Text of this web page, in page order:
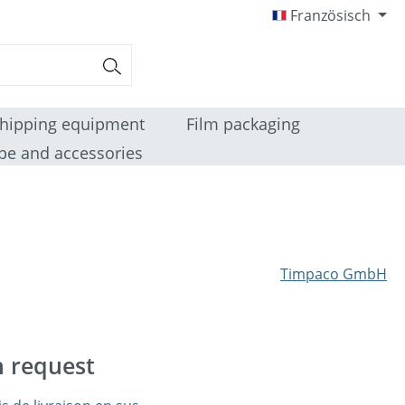
Französisch
equipment
Film packaging
and accessories
Timpaco GmbH
request